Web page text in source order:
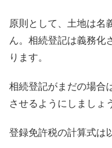
原則として、土地は名
ん。相続登記は義務化
ります。
相続登記がまだの場合
させるようにしましょ
登録免許税の計算式は